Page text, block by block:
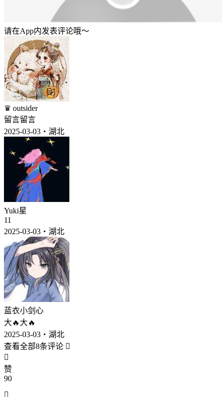
请在App内发表评论哦～
♛ outsider
留言留言
2025-03-03・湖北
Yuki星
11
2025-03-03・湖北
蓝衣小剑心
大🔥大🔥
2025-03-03・湖北
查看全部8条评论 

赞
90
